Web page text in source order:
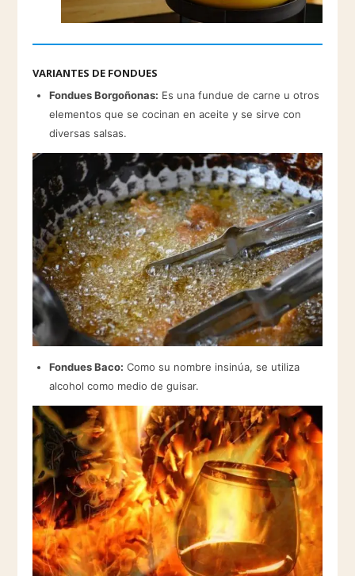
VARIANTES DE FONDUES
Fondues Borgoñonas: Es una fundue de carne u otros
elementos que se cocinan en aceite y se sirve con
diversas salsas.
Fondues Baco: Como su nombre insinúa, se utiliza
alcohol como medio de guisar.